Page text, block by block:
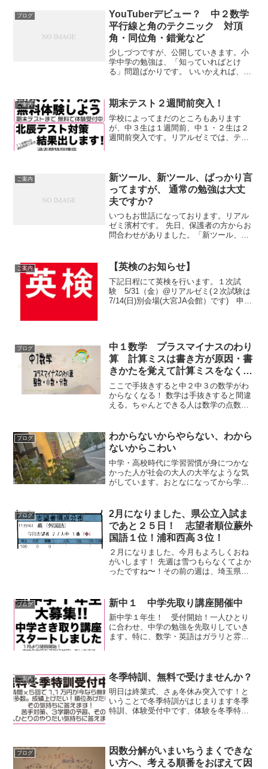
ーティンを作っていくことが大切でし
た。そんな中、「リアサポ」 ...
ブログ
YouTuberデビュー？ 中２数学
平行線と角のテクニック 対頂
角・同位角・錯覚など
少しづつですが、公開していきます。小
学中学の勉強は、「知っていればとけ
る」問題ばかりです。 いいかえれば、し
つまり、わからない は しらないだ
け ということです。 とい...
ご案内 期末テスト２週間前突入！
学校によってまだのところもあります
が、中３生は１週間前、中１・２生は２
週間前突入です。リアルゼミでは、テス
す！特に中学２年の２学期期...
ご案内
新ツール、新ツール、ばっかり言
ってますが、 通常の勉強は大丈
夫ですか?
いつもお世話になっております。リアル
ゼミ濱村です。 先日、保護者の方からお
問合わせがありました。「新ツール、新
ご案内 【英検のお知らせ】
下記日程にて英検を行います。１次試
験 5/31（金）@リアルゼミ(２次試験は
7/14(日)別会場(大宮JA会館）です) 申込
ブログ
中１数学 プラスマイナスのわり
算 計算ミスは書き方が原因・書
きかたを覚えて計算ミスをなくそ
う【リアルゼミ】
ここで手抜きすると中２中３の数学がわ
からなくなる！ 数学は手抜きすると間違
える。ちゃんとできる人は数学の点数が
ブログ
わからないからやらない、わから
ないからこわい
中学・高校時代に学習習慣が身につかな
かった人が社会の大人の大半なような気
がしています。おとなになってから学習
から実は塾を始めています。ちょっと耳
の痛い話かもしれませんが...
ブログ
2月になりました、県公立入試ま
であと２５日！ 志望者順位蕨外
国語１位！浦和西高３位！
２月になりました。今月もよろしくおね
がいします！ 先週は雪つもらなくてよか
ったですね〜！その前の週は、埼玉県、
れます。 当塾の生徒はもちろん全員合
格。 特進クラス、特...
ブログ 新中１ 中学先取り講座開催中
新中学１年生！ 受付開始！一人ひとり
に合わせ、中学の勉強を先取りしていき
ます。特に、数学・英語はガラリと雰囲
ほとんどは小学で習ったこ...
ご案内 冬季特訓、無料で受けませんか？
明日は終業式、さぁ冬休み突入です！と
いうことで冬季特訓がはじまります冬季
特訓、体験受付中です、体験を冬季特訓
整できますので、田舎...
ブログ
因数分解がいまいちうまくできな
い方へ、考える順番をおぼえて因